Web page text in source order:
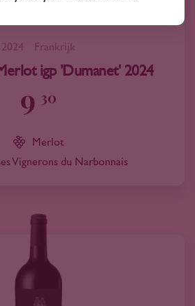
2024 Frankrijk
igp 'Dumanet' 2024
9 30
Merlot
Vignerons du Narbonnais